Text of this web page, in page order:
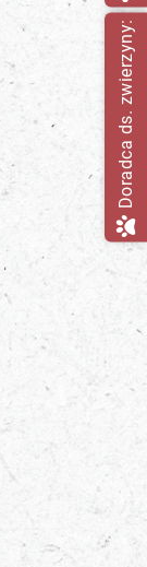
Doradca ds. zwierzyny: